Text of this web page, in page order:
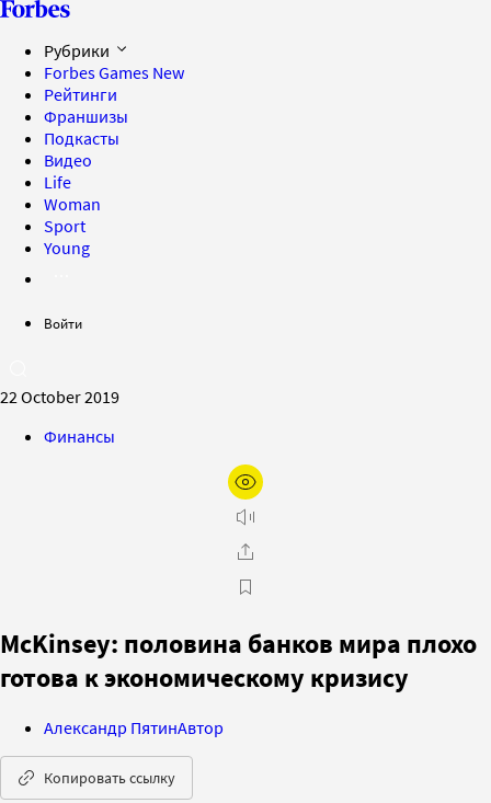
Рубрики
Forbes Games New
Рейтинги
Франшизы
Подкасты
Видео
Life
Woman
Sport
Young
Войти
22 October 2019
Финансы
McKinsey: половина банков мира плохо
готова к экономическому кризису
Александр ПятинАвтор
Копировать ссылку